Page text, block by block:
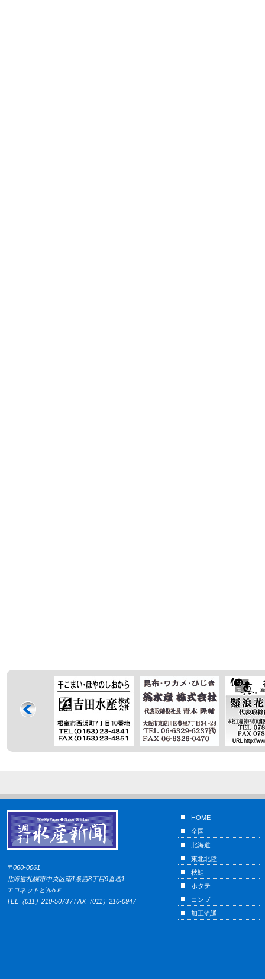
〒060-0061
北海道札幌市中央区南1条西8丁目9番地1
エコネットビル5Ｆ
TEL（011）210-5073 / FAX（011）210-0947
HOME
全国
北海道
東北北陸
秋鮭
ホタテ
コンブ
加工流通